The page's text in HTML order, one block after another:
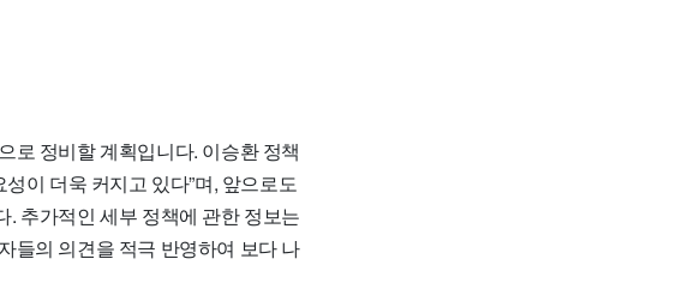
로 정비할 계획입니다. 이승환 정책
이 더욱 커지고 있다”며, 앞으로도
추가적인 세부 정책에 관한 정보는
들의 의견을 적극 반영하여 보다 나